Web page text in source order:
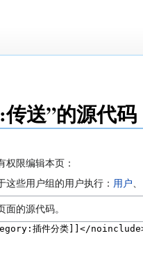
送”的源代码
权限编辑本页：
这些用户组的用户执行： 用户
的源代码。